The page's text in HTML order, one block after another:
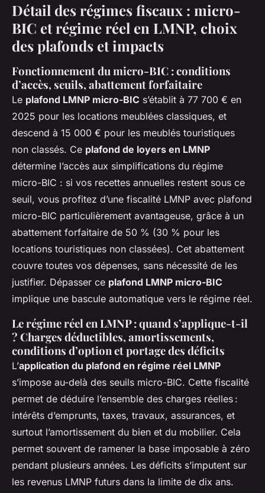
Détail des régimes fiscaux : micro-
BIC et régime réel en LMNP, choix
des plafonds et impacts
Fonctionnement du micro-BIC : conditions
d’accès, seuils, abattement forfaitaire
Le plafond LMNP micro-BIC s’établit à 77 700 € en
2025 pour les locations meublées classiques, et
descend à 15 000 € pour les meublés touristiques
non classés. Ce plafond de loyers en LMNP
détermine l’accès aux simplifications du régime
micro-BIC : si vos recettes annuelles restent sous ce
seuil, vous profitez d’une fiscalité LMNP avec plafond
micro-BIC particulièrement avantageuse, grâce à un
abattement forfaitaire de 50 % (30 % pour les
locations touristiques non classées). Cet abattement
couvre toutes vos dépenses, sans nécessité de les
justifier. Dépasser ce plafond LMNP micro-BIC
implique une bascule automatique vers le régime réel.
Le régime réel en LMNP : quand s’applique-t-il
? Charges déductibles, amortissements,
conditions d’option et portage des déficits
L’application du plafond en régime réel LMNP
s’impose au-delà des seuils micro-BIC. Cette fiscalité
permet de déduire l’ensemble des charges réelles :
intérêts d’emprunts, taxes, travaux, assurances, et
surtout l’amortissement du bien et du mobilier. Cela
permet souvent de ramener la base imposable à zéro
pendant plusieurs années. Les déficits s’imputent sur
les revenus LMNP futurs dans la limite de dix ans.